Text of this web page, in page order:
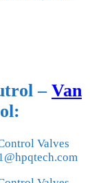
– Van
:
Valves